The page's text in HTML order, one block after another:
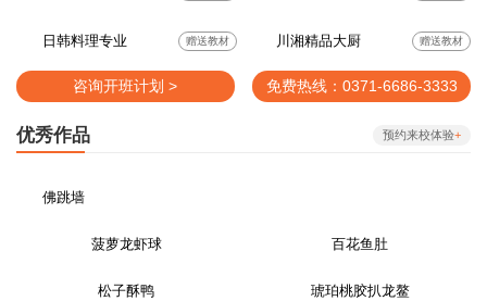
日韩料理专业 赠送教材 川湘精品大厨 赠送教材
咨询开班计划 > 免费热线：0371-6686-3333
优秀作品 预约来校体验+
佛跳墙
菠萝龙虾球 百花鱼肚
松子酥鸭 琥珀桃胶扒龙鳌